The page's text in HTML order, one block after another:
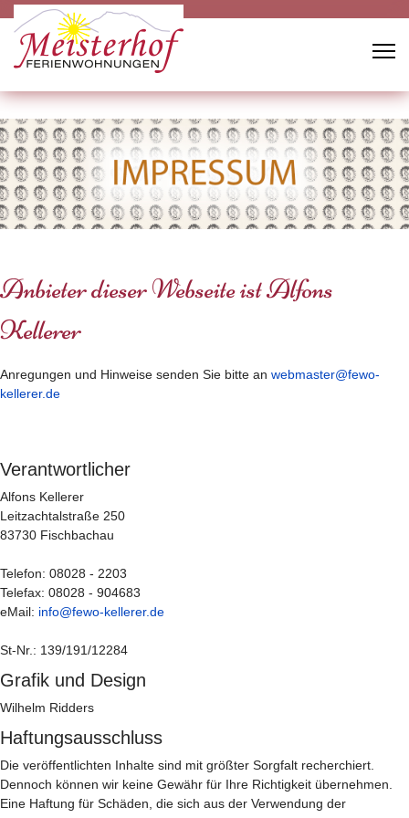
Anbieter dieser Webseite ist Alfons
Kellerer
Anregungen und Hinweise senden Sie bitte an webmaster@fewo-
kellerer.de
Verantwortlicher
Alfons Kellerer
Leitzachtalstraße 250
83730 Fischbachau
Telefon: 08028 - 2203
Telefax: 08028 - 904683
eMail: info@fewo-kellerer.de
St-Nr.: 139/191/12284
Grafik und Design
Wilhelm Ridders
Haftungsausschluss
Die veröffentlichten Inhalte sind mit größter Sorgfalt recherchiert.
Dennoch können wir keine Gewähr für Ihre Richtigkeit übernehmen.
Eine Haftung für Schäden, die sich aus der Verwendung der